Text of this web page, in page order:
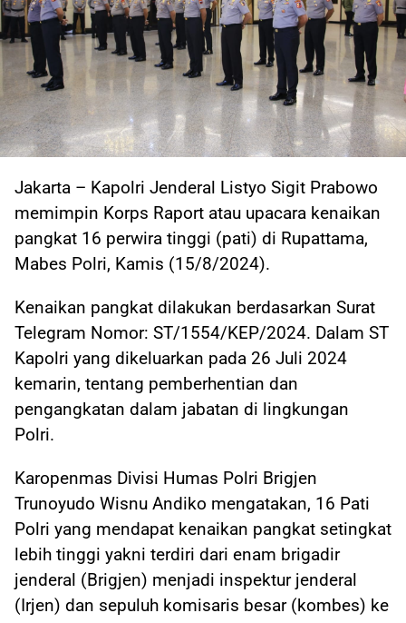
Jakarta – Kapolri Jenderal Listyo Sigit Prabowo
memimpin Korps Raport atau upacara kenaikan
pangkat 16 perwira tinggi (pati) di Rupattama,
Mabes Polri, Kamis (15/8/2024).
Kenaikan pangkat dilakukan berdasarkan Surat
Telegram Nomor: ST/1554/KEP/2024. Dalam ST
Kapolri yang dikeluarkan pada 26 Juli 2024
kemarin, tentang pemberhentian dan
pengangkatan dalam jabatan di lingkungan
Polri.
Karopenmas Divisi Humas Polri Brigjen
Trunoyudo Wisnu Andiko mengatakan, 16 Pati
Polri yang mendapat kenaikan pangkat setingkat
lebih tinggi yakni terdiri dari enam brigadir
jenderal (Brigjen) menjadi inspektur jenderal
(Irjen) dan sepuluh komisaris besar (kombes) ke